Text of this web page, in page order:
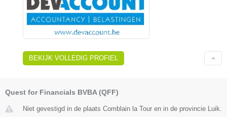
BEKIJK VOLLEDIG PROFIEL
Quest for Financials BVBA (QFF)
Niet gevestigd in de plaats Comblain la Tour en in de provincie Luik.